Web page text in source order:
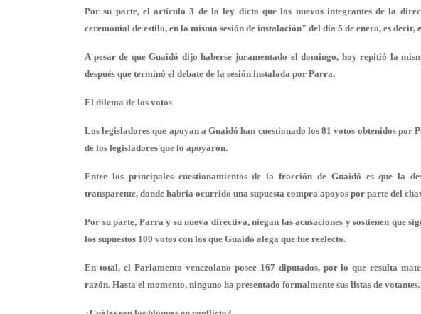
Por su parte, el artículo 3 de la ley dicta que los nuevos integrantes de la
ceremonial de estilo, en la misma sesión de instalación" del día 5 de enero, es decir,
A pesar de que Guaidó dijo haberse juramentado el domingo, hoy repitió la
después que terminó el debate de la sesión instalada por Parra.
El dilema de los votos
Los legisladores que apoyan a Guaidó han cuestionado los 81 votos obtenidos por
de los legisladores que lo apoyaron.
Entre los principales cuestionamientos de la fracción de Guaidó es que la
transparente, donde habría ocurrido una supuesta compra apoyos por parte del
Por su parte, Parra y su nueva directiva, niegan las acusaciones y sostienen que
los supuestos 100 votos con los que Guaidó alega que fue reelecto.
En total, el Parlamento venezolano posee 167 diputados, por lo que resulta
razón. Hasta el momento, ninguno ha presentado formalmente sus listas de votantes.